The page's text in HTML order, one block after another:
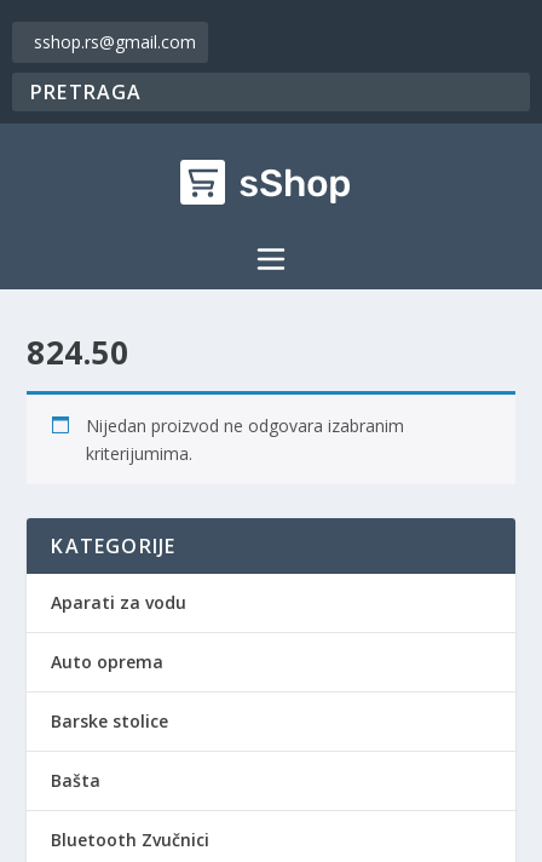
sshop.rs@gmail.com
824.50
Nijedan proizvod ne odgovara izabranim
kriterijumima.
KATEGORIJE
Aparati za vodu
Auto oprema
Barske stolice
Bašta
Bluetooth Zvučnici